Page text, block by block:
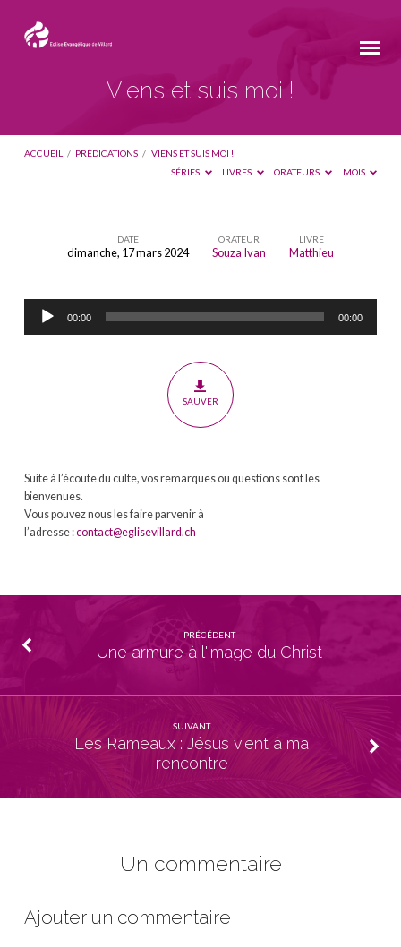
Viens et suis moi !
ACCUEIL / PRÉDICATIONS / VIENS ET SUIS MOI !
SÉRIES
LIVRES ORATEURS MOIS
suis
moi
DATE
dimanche, 17 mars 2024
ORATEUR
Souza Ivan
LIVRE
Matthieu
Lecteur
audio
00:00 00:00
SAUVER
Suite à l’écoute du culte, vos remarques ou questions sont les
bienvenues.
Vous pouvez nous les faire parvenir à
l’adresse :contact@eglisevillard.ch
PRÉCÉDENT
Une armure à l'image du Christ
SUIVANT
Les Rameaux : Jésus vient à ma
rencontre
Un commentaire
Ajouter un commentaire